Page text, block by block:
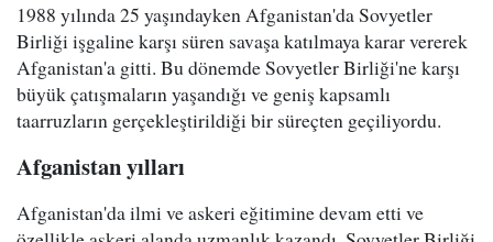
1988 yılında 25 yaşındayken Afganistan'da Sovyetler
Birliği işgaline karşı süren savaşa katılmaya karar vererek
Afganistan'a gitti. Bu dönemde Sovyetler Birliği'ne karşı
büyük çatışmaların yaşandığı ve geniş kapsamlı
taarruzların gerçekleştirildiği bir süreçten geçiliyordu.
Afganistan yılları
Afganistan'da ilmi ve askeri eğitimine devam etti ve